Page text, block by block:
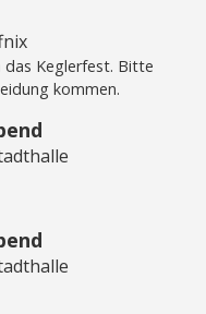
das Keglerfest. Bitte
kommen.